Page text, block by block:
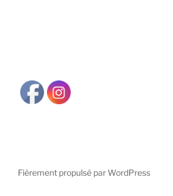
Fièrement propulsé par WordPress